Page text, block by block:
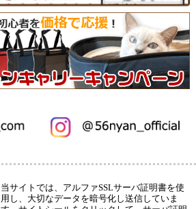
当サイトでは、アルファSSLサーバ証明書を使
用し、大切なデータを暗号化し送信していま